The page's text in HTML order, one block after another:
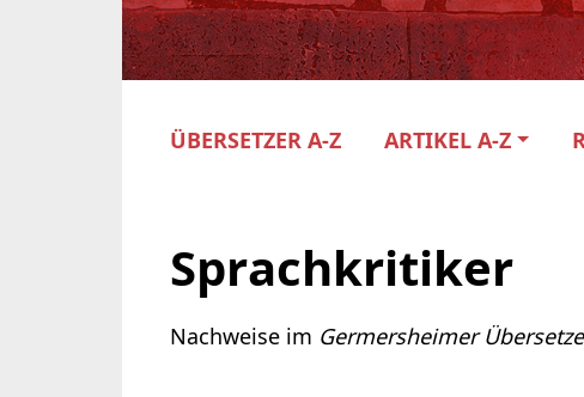
ÜBERSETZER A-Z ARTIKEL A-Z
Sprachkritiker
Nachweise im Germersheimer